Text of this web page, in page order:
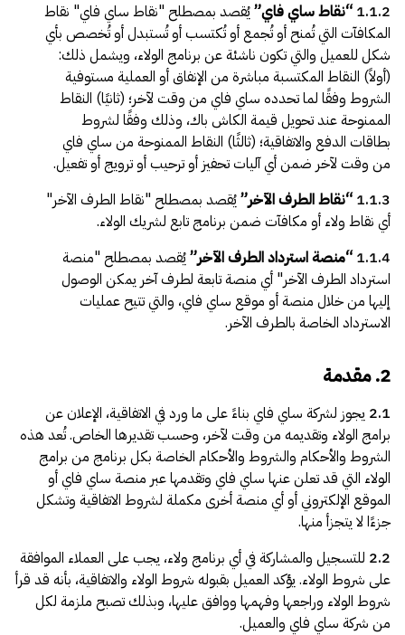
1.1.2
“نقاط ساي فاي”يُقصد بمصطلح "نقاط ساي فاي" نقاط
المكافآت التي تُمنح أو تُجمع أو تُكتسب أو تُستبدل أو تُخصص بأي
شكل للعميل والتي تكون ناشئة عن برنامج الولاء، ويشمل ذلك:
(أولاً) النقاط المكتسبة مباشرة من الإنفاق أو العملية مستوفية
الشروط وفقًا لما تحدده ساي فاي من وقت لآخر؛ (ثانيًا) النقاط
الممنوحة عند تحويل قيمة الكاش باك، وذلك وفقًا لشروط
بطاقات الدفع والاتفاقية؛ (ثالثًا) النقاط الممنوحة من ساي فاي
من وقت لآخر ضمن أي آليات تحفيز أو ترحيب أو ترويج أو تفعيل.
1.1.3
“نقاط الطرف الآخر”يُقصد بمصطلح "نقاط الطرف الآخر"
أي نقاط ولاء أو مكافآت ضمن برنامج تابع لشريك الولاء.
1.1.4
“منصة استرداد الطرف الآخر”يُقصد بمصطلح "منصة
استرداد الطرف الآخر" أي منصة تابعة لطرف آخر يمكن الوصول
إليها من خلال منصة أو موقع ساي فاي، والتي تتيح عمليات
الاسترداد الخاصة بالطرف الآخر.
2. مقدمة
2.1 يجوز لشركة ساي فاي بناءً على ما ورد في الاتفاقية، الإعلان عن
برامج الولاء وتقديمه من وقت لآخر، وحسب تقديرها الخاص. تُعد هذه
الشروط والأحكام والشروط والأحكام الخاصة بكل برنامج من برامج
الولاء التي قد تعلن عنها ساي فاي وتقدمها عبر منصة ساي فاي أو
الموقع الإلكتروني أو أي منصة أخرى مكملة لشروط الاتفاقية وتشكل
جزءًا لا يتجزأ منها.
2.2 للتسجيل والمشاركة في أي برنامج ولاء، يجب على العملاء الموافقة
على شروط الولاء. يؤكد العميل بقبوله شروط الولاء والاتفاقية، بأنه قد قرأ
شروط الولاء وراجعها وفهمها ووافق عليها، وبذلك تصبح ملزمة لكل
من شركة ساي فاي والعميل.